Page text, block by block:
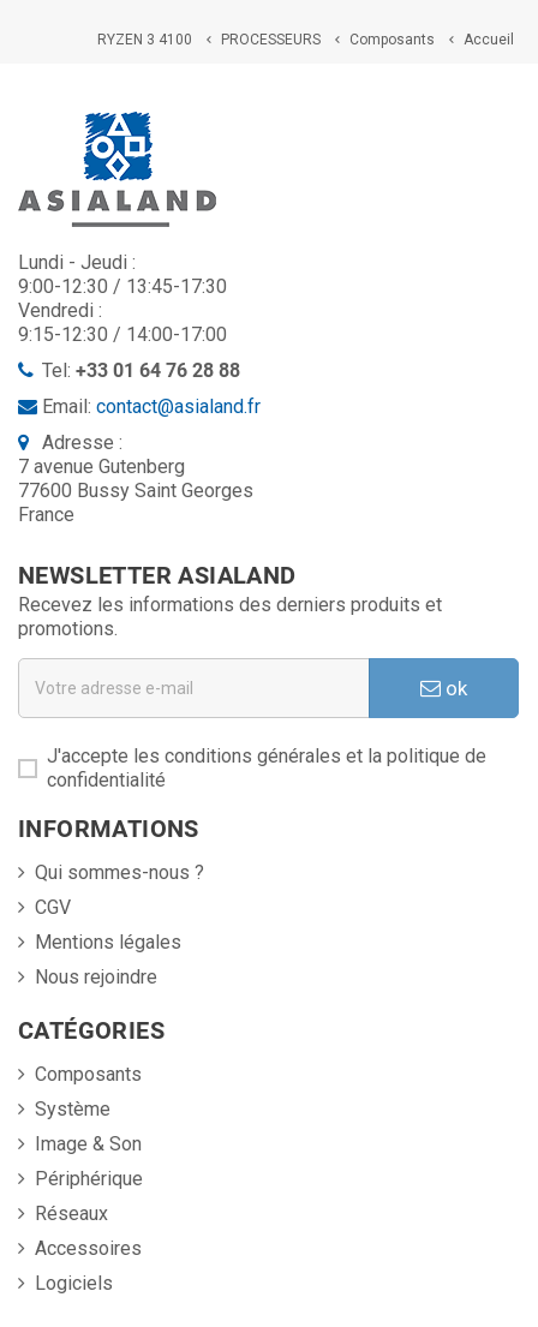
Accueil

Composants

PROCESSEURS

RYZEN 3 4100
Lundi - Jeudi :
9:00-12:30 / 13:45-17:30
Vendredi :
9:15-12:30 / 14:00-17:00
Tel: +33 01 64 76 28 88
Email: contact@asialand.fr
Adresse :
7 avenue Gutenberg
77600 Bussy Saint Georges
France
NEWSLETTER ASIALAND
Recevez les informations des derniers produits et
promotions.
ok
J'accepte les conditions générales et la politique de
confidentialité
INFORMATIONS
Qui sommes-nous ?
CGV
Mentions légales
Nous rejoindre
CATÉGORIES
Composants
Système
Image & Son
Périphérique
Réseaux
Accessoires
Logiciels